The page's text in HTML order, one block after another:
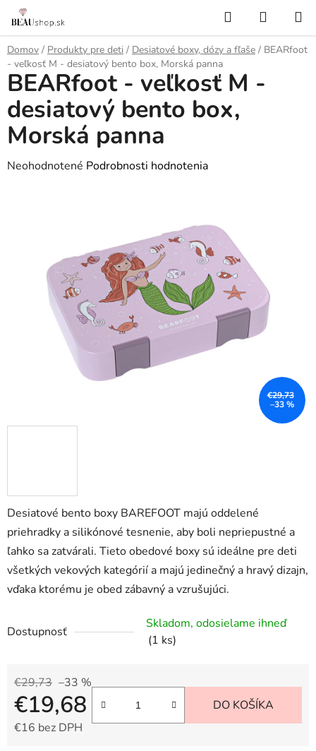
Prejsť
obsah
Hľadať
KOŠÍK
Domov / Produkty pre deti / Desiatové boxy, dózy a fľaše / BEARfoot
- veľkosť M - desiatový bento box, Morská panna
Desiatové bento boxy BAREFOOT majú oddelené
priehradky a silikónové tesnenie, aby boli nepriepustné a
ľahko sa zatvárali. Tieto obedové boxy sú ideálne pre deti
všetkých vekových kategórií a majú jedinečný a hravý dizajn,
vďaka ktorému je obed zábavný a vzrušujúci.
Dostupnosť
Skladom, odosielame ihneď
(1 ks)
€29,73 –33 %
€19,68
€16 bez DPH
DO KOŠÍKA
BEARfoot - veľkosť M -
desiatový bento box,
Morská panna
Priemerné
hviezdičiek.
Neohodnotené Podrobnosti hodnotenia
€29,73
–33 %